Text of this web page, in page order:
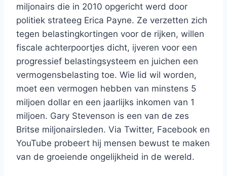
miljonairs die in 2010 opgericht werd door
politiek strateeg Erica Payne. Ze verzetten zich
tegen belastingkortingen voor de rijken, willen
fiscale achterpoortjes dicht, ijveren voor een
progressief belastingsysteem en juichen een
vermogensbelasting toe. Wie lid wil worden,
moet een vermogen hebben van minstens 5
miljoen dollar en een jaarlijks inkomen van 1
miljoen. Gary Stevenson is een van de zes
Britse miljonairsleden. Via Twitter, Facebook en
YouTube probeert hij mensen bewust te maken
van de groeiende ongelijkheid in de wereld.